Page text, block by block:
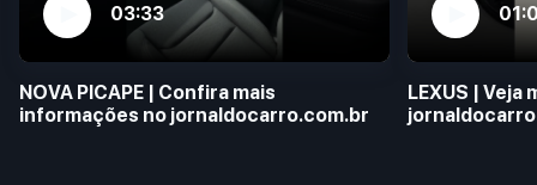
03:33
NOVA PICAPE | Confira mais
informações no jornaldocarro.com.br
LEXUS | Veja